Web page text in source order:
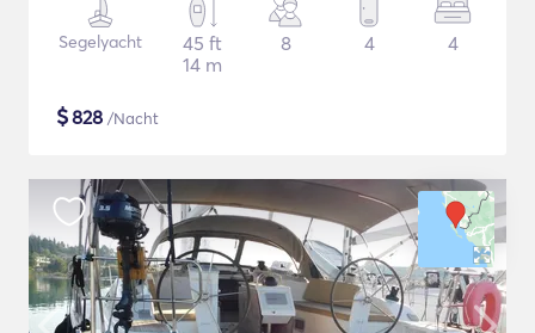
Segelyacht
45 ft
14 m
8 4 4
$828 /Nacht